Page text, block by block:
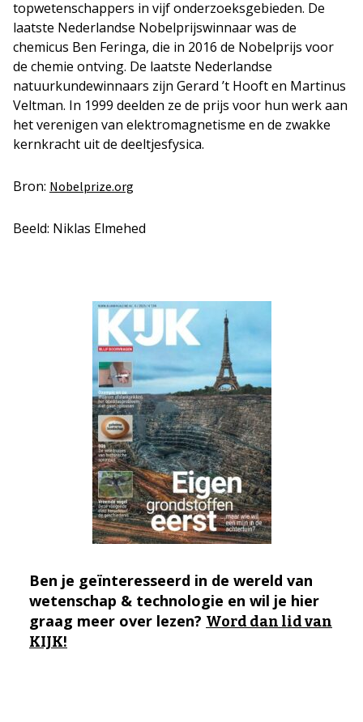
topwetenschappers in vijf onderzoeksgebieden. De
laatste Nederlandse Nobelprijswinnaar was de
chemicus Ben Feringa, die in 2016 de Nobelprijs voor
de chemie ontving. De laatste Nederlandse
natuurkundewinnaars zijn Gerard ’t Hooft en Martinus
Veltman. In 1999 deelden ze de prijs voor hun werk aan
het verenigen van elektromagnetisme en de zwakke
kernkracht uit de deeltjesfysica.
Bron: Nobelprize.org
Beeld: Niklas Elmehed
Ben je geïnteresseerd in de wereld van
wetenschap & technologie en wil je hier
graag meer over lezen? Word dan lid van
KIJK!